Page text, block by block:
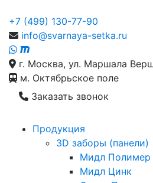
+7 (499) 130-77-90
info@svarnaya-setka.ru
г. Москва, ул. Маршала
м. Октябрьское поле
Заказать звонок
Продукция
3D заборы (панели)
Мидл Полимер
Мидл Цинк